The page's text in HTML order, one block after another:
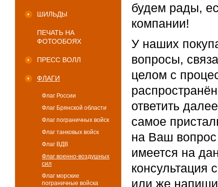
ШИЛЬДЫ
ПЕЧАТЬ НА
ФОТООБОЯХ
ПРЕСС ВОЛЛ
ФЛАГИ
Флаг России
Флаг Брянской области
Флаг пограничных войск
Флаг танковых войск
Флаг ВДВ
Флаг военно-воздушных
сил
Флаг морские
пограничные войска
будем рады,
компании!
У наших
вопросы,
целом с
ответить
самое
на Ваш
имеется на
консультация
или же